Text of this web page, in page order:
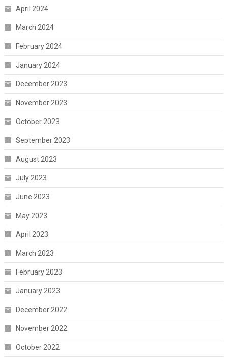
April 2024
March 2024
February 2024
January 2024
December 2023
November 2023
October 2023
September 2023
August 2023
July 2023
June 2023
May 2023
April 2023
March 2023
February 2023
January 2023
December 2022
November 2022
October 2022